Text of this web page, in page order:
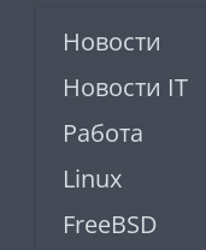
Новости
Новости IT
Работа
Linux
FreeBSD